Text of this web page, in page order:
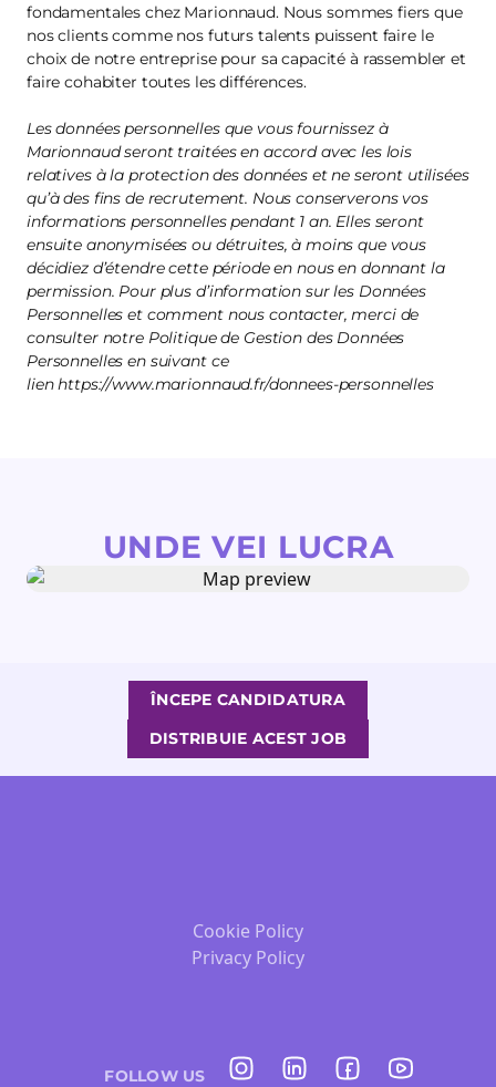
fondamentales chez Marionnaud. Nous sommes fiers que
nos clients comme nos futurs talents puissent faire le
choix de notre entreprise pour sa capacité à rassembler et
faire cohabiter toutes les différences.
Les données personnelles que vous fournissez à
Marionnaud seront traitées en accord avec les lois
relatives à la protection des données et ne seront utilisées
qu’à des fins de recrutement. Nous conserverons vos
informations personnelles pendant 1 an. Elles seront
ensuite anonymisées ou détruites, à moins que vous
décidiez d’étendre cette période en nous en donnant la
permission. Pour plus d’information sur les Données
Personnelles et comment nous contacter, merci de
consulter notre Politique de Gestion des Données
Personnelles en suivant ce
lien https://www.marionnaud.fr/donnees-personnelles
UNDE VEI LUCRA
ÎNCEPE CANDIDATURA
DISTRIBUIE ACEST JOB
Cookie Policy
Privacy Policy
FOLLOW US